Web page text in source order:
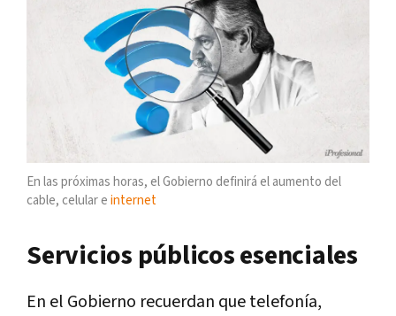
En las próximas horas, el Gobierno definirá el aumento del
cable, celular e internet
Servicios públicos esenciales
En el Gobierno recuerdan que telefonía,